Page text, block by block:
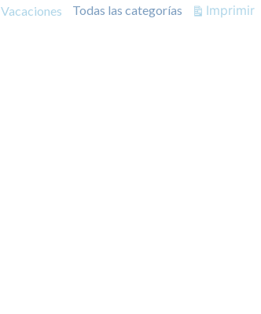
Vacaciones Todas las categorías Imprimir